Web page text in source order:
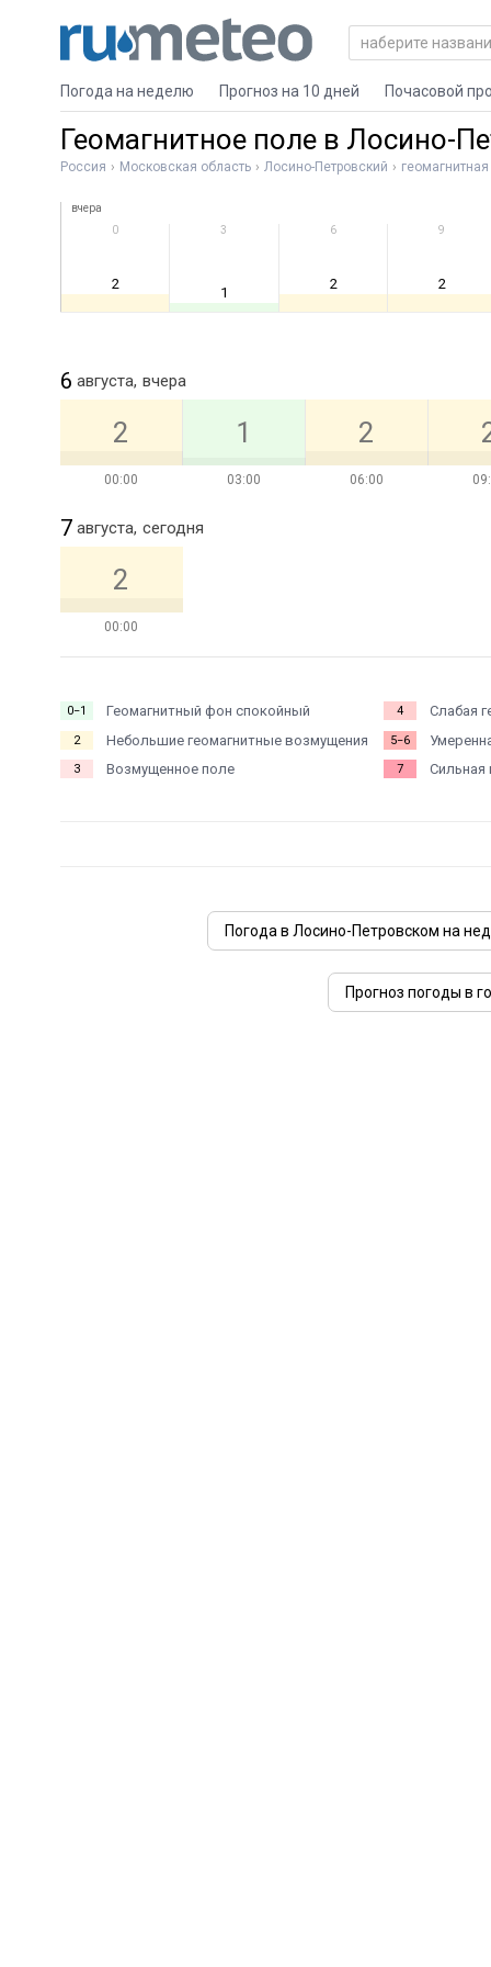
Погода на неделю Прогноз на 10 дней Почасовой
Геомагнитное поле в Лосино-
Россия Московская область Лосино-Петровский
вчера
0
2
3
1
6
2
9
2
6 августа, вчера
00:00
2
03:00
1
06:00
2
7 августа, сегодня
00:00
2
0−1 Геомагнитный фон спокойный
2 Небольшие геомагнитные возмущения
3 Возмущенное поле
4 Слабая
5−6
7 Сильная
Погода в Лосино-Петровском на
Прогноз погоды в